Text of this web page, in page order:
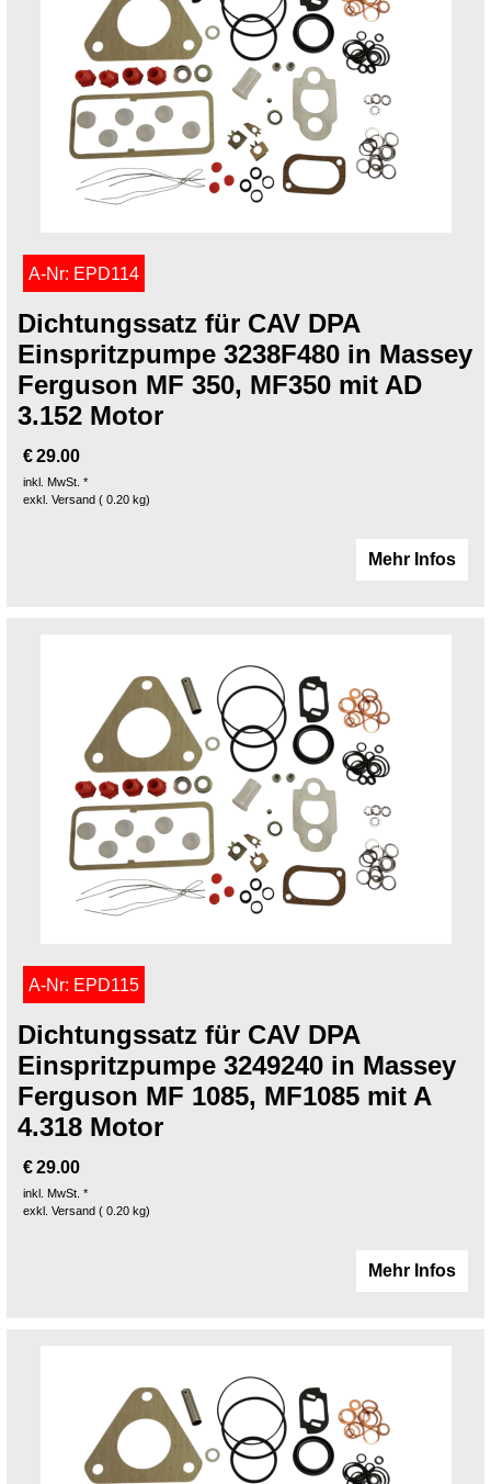
A-Nr: EPD114
Dichtungssatz für CAV DPA
Einspritzpumpe 3238F480 in Massey
Ferguson MF 350, MF350 mit AD
3.152 Motor
€29.00
inkl. MwSt. *
exkl. Versand
0.20 kg
Mehr Infos
A-Nr: EPD115
Dichtungssatz für CAV DPA
Einspritzpumpe 3249240 in Massey
Ferguson MF 1085, MF1085 mit A
4.318 Motor
€29.00
inkl. MwSt. *
exkl. Versand
0.20 kg
Mehr Infos